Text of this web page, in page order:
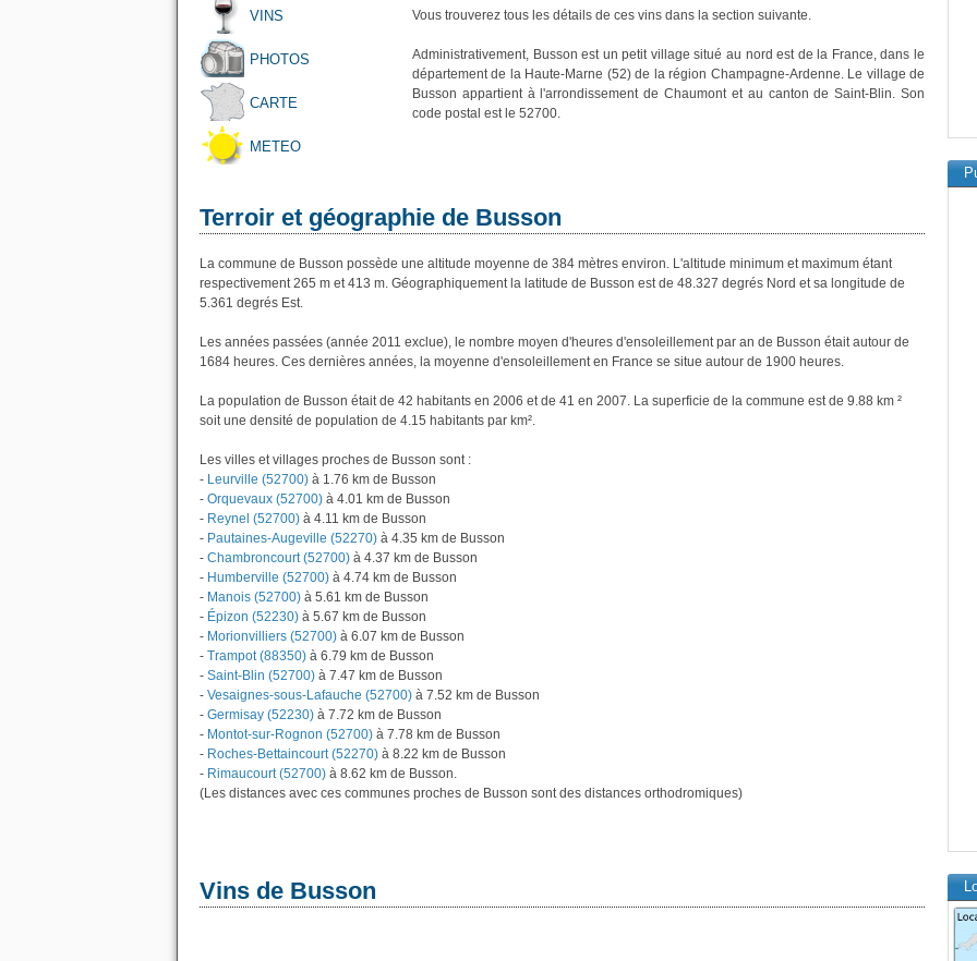
VINS
PHOTOS
CARTE
METEO
Vous trouverez tous les détails de ces vins dans la section suivante.
Administrativement, Busson est un petit village situé au nord est de la France, dans le
département de la Haute-Marne (52) de la région Champagne-Ardenne. Le village de
Busson appartient à l'arrondissement de Chaumont et au canton de Saint-Blin. Son
code postal est le 52700.
Terroir et géographie de Busson
La commune de Busson possède une altitude moyenne de 384 mètres environ. L'altitude minimum et maximum étant
respectivement 265 m et 413 m. Géographiquement la latitude de Busson est de 48.327 degrés Nord et sa longitude de
5.361 degrés Est.
Les années passées (année 2011 exclue), le nombre moyen d'heures d'ensoleillement par an de Busson était autour de
1684 heures. Ces dernières années, la moyenne d'ensoleillement en France se situe autour de 1900 heures.
La population de Busson était de 42 habitants en 2006 et de 41 en 2007. La superficie de la commune est de 9.88 km ²
soit une densité de population de 4.15 habitants par km².
Les villes et villages proches de Busson sont :
- Leurville (52700) à 1.76 km de Busson
- Orquevaux (52700) à 4.01 km de Busson
- Reynel (52700) à 4.11 km de Busson
- Pautaines-Augeville (52270) à 4.35 km de Busson
- Chambroncourt (52700) à 4.37 km de Busson
- Humberville (52700) à 4.74 km de Busson
- Manois (52700) à 5.61 km de Busson
- Épizon (52230) à 5.67 km de Busson
- Morionvilliers (52700) à 6.07 km de Busson
- Trampot (88350) à 6.79 km de Busson
- Saint-Blin (52700) à 7.47 km de Busson
- Vesaignes-sous-Lafauche (52700) à 7.52 km de Busson
- Germisay (52230) à 7.72 km de Busson
- Montot-sur-Rognon (52700) à 7.78 km de Busson
- Roches-Bettaincourt (52270) à 8.22 km de Busson
- Rimaucourt (52700) à 8.62 km de Busson.
(Les distances avec ces communes proches de Busson sont des distances orthodromiques)
Vins de Busson